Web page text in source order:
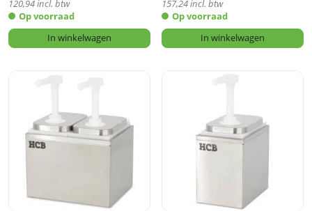
120,94incl. btw
Op voorraad
In winkelwagen
157,24incl. btw
Op voorraad
In winkelwagen